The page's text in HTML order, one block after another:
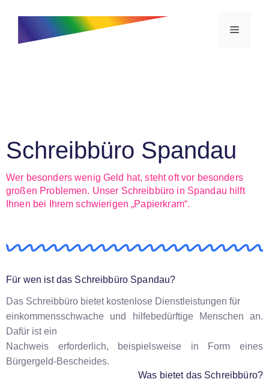
Schreibbüro Spandau
Wer besonders wenig Geld hat, steht oft vor besonders
großen Problemen. Unser Schreibbüro in Spandau hilft
Ihnen bei Ihrem schwierigen „Papierkram“.
Für wen ist das Schreibbüro Spandau?
Das Schreibbüro bietet kostenlose Dienstleistungen für
einkommensschwache und hilfebedürftige Menschen an.
Dafür ist ein
Nachweis erforderlich, beispielsweise in Form eines
Bürgergeld-Bescheides.
Was bietet das Schreibbüro?